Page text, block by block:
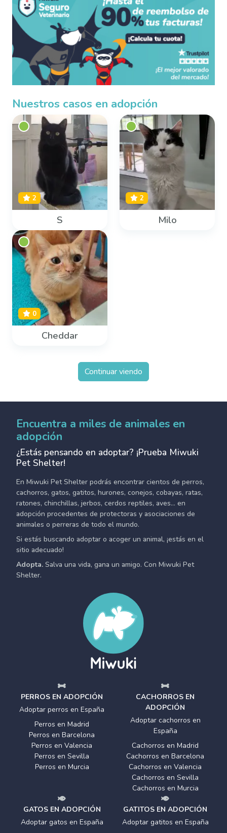
Nuestros casos en adopción
2
S
2
Milo
0
Cheddar
Continuar viendo
Encuentra a miles de animales en
adopción
¿Estás pensando en adoptar? ¡Prueba Miwuki
Pet Shelter!
En Miwuki Pet Shelter podrás encontrar cientos de perros,
cachorros, gatos, gatitos, hurones, conejos, cobayas, ratas,
ratones, chinchillas, jerbos, cerdos reptiles, aves... en
adopción procedentes de protectoras y asociaciones de
animales o perreras de todo el mundo.
Si estás buscando adoptar o acoger un animal, ¡estás en el
sitio adecuado!
Adopta. Salva una vida, gana un amigo. Con Miwuki Pet
Shelter.
PERROS EN ADOPCIÓN
Adoptar perros en España
Perros en Madrid
Perros en Barcelona
Perros en Valencia
Perros en Sevilla
Perros en Murcia
CACHORROS EN
ADOPCIÓN
Adoptar cachorros en
España
Cachorros en Madrid
Cachorros en Barcelona
Cachorros en Valencia
Cachorros en Sevilla
Cachorros en Murcia
GATOS EN ADOPCIÓN
Adoptar gatos en España
GATITOS EN ADOPCIÓN
Adoptar gatitos en España